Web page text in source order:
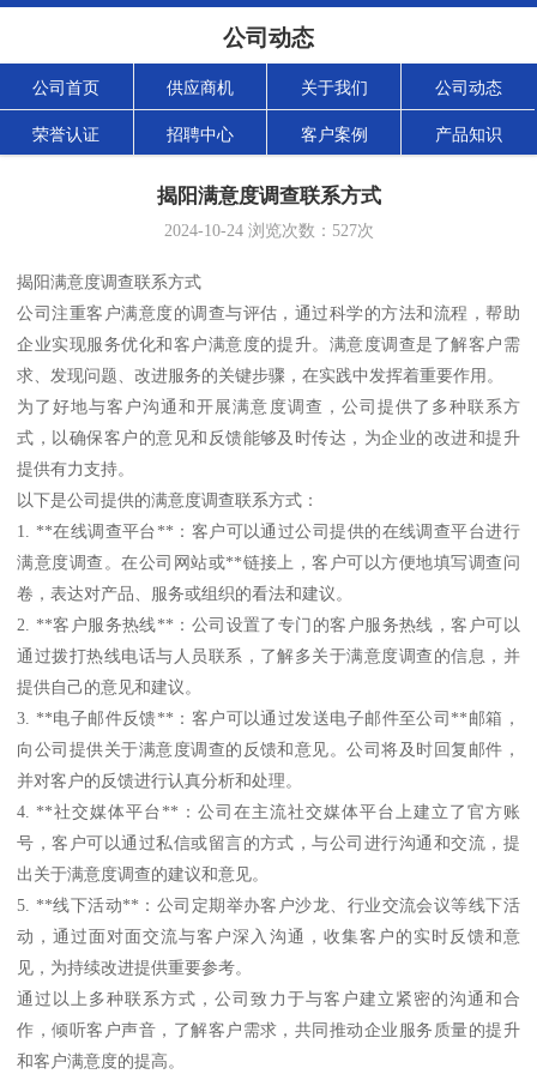
公司动态
公司首页 供应商机 关于我们 公司动态
荣誉认证 招聘中心 客户案例 产品知识
揭阳满意度调查联系方式
2024-10-24浏览次数： 527次
揭阳满意度调查联系方式
公司注重客户满意度的调查与评估，通过科学的方法和流程，帮助
企业实现服务优化和客户满意度的提升。满意度调查是了解客户需
求、发现问题、改进服务的关键步骤，在实践中发挥着重要作用。
为了好地与客户沟通和开展满意度调查，公司提供了多种联系方
式，以确保客户的意见和反馈能够及时传达，为企业的改进和提升
提供有力支持。
以下是公司提供的满意度调查联系方式：
1. **在线调查平台**：客户可以通过公司提供的在线调查平台进行
满意度调查。在公司网站或**链接上，客户可以方便地填写调查问
卷，表达对产品、服务或组织的看法和建议。
2. **客户服务热线**：公司设置了专门的客户服务热线，客户可以
通过拨打热线电话与人员联系，了解多关于满意度调查的信息，并
提供自己的意见和建议。
3. **电子邮件反馈**：客户可以通过发送电子邮件至公司**邮箱，
向公司提供关于满意度调查的反馈和意见。公司将及时回复邮件，
并对客户的反馈进行认真分析和处理。
4. **社交媒体平台**：公司在主流社交媒体平台上建立了官方账
号，客户可以通过私信或留言的方式，与公司进行沟通和交流，提
出关于满意度调查的建议和意见。
5. **线下活动**：公司定期举办客户沙龙、行业交流会议等线下活
动，通过面对面交流与客户深入沟通，收集客户的实时反馈和意
见，为持续改进提供重要参考。
通过以上多种联系方式，公司致力于与客户建立紧密的沟通和合
作，倾听客户声音，了解客户需求，共同推动企业服务质量的提升
和客户满意度的提高。